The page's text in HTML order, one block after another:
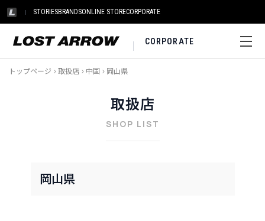
STORIESBRANDSONLINE STORECORPORATE
CORPORATE
トップページ >取扱店 > 中国 > 岡山県
取扱店
SHOP LIST
岡山県